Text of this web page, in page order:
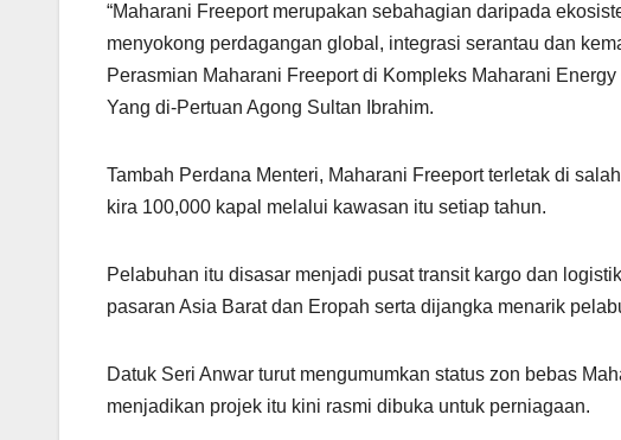
“Maharani Freeport merupakan sebahagian daripada
menyokong perdagangan global, integrasi serantau dan
Perasmian Maharani Freeport di Kompleks Maharani
Yang di-Pertuan Agong Sultan Ibrahim.
Tambah Perdana Menteri, Maharani Freeport terletak di
kira 100,000 kapal melalui kawasan itu setiap tahun.
Pelabuhan itu disasar menjadi pusat transit kargo dan
pasaran Asia Barat dan Eropah serta dijangka menarik
Datuk Seri Anwar turut mengumumkan status zon bebas
menjadikan projek itu kini rasmi dibuka untuk perniagaan.